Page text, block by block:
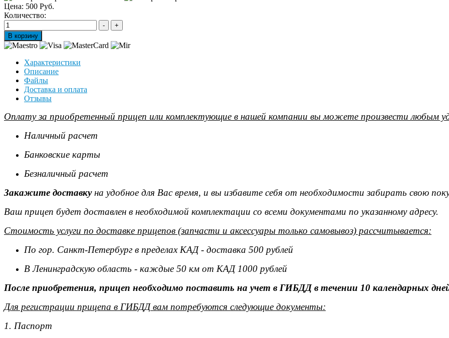
Цена: 500 Руб.
Количество:
Характеристики
Описание
Файлы
Доставка и оплата
Отзывы
Оплату за приобретенный прицеп или комплектующие в нашей компании вы можете произвести любым
Наличный расчет
Банковские карты
Безналичный расчет
Закажите доставкуна удобное для Вас время, и вы избавите себя от необходимости забирать свою
Ваш прицеп будет доставлен в необходимой комплектации со всеми документами по указанному адресу.
Стоимость услуги по доставке прицепов (запчасти и аксессуары только самовывоз) рассчитывается:
По гор. Санкт-Петербург в пределах КАД - доставка 500 рублей
В Ленинградскую область - каждые 50 км от КАД 1000 рублей
После приобретения, прицеп необходимо поставить на учет в ГИБДД в течении 10 календарных
Для регистрации прицепа в ГИБДД вам потребуются следующие документы:
1. Паспорт